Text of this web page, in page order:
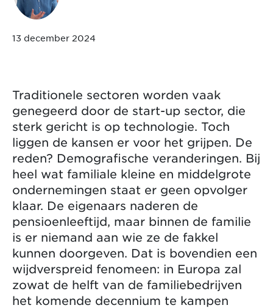
13 december 2024
Traditionele sectoren worden vaak
genegeerd door de start-up sector, die
sterk gericht is op technologie. Toch
liggen de kansen er voor het grijpen. De
reden? Demografische veranderingen. Bij
heel wat familiale kleine en middelgrote
ondernemingen staat er geen opvolger
klaar. De eigenaars naderen de
pensioenleeftijd, maar binnen de familie
is er niemand aan wie ze de fakkel
kunnen doorgeven. Dat is bovendien een
wijdverspreid fenomeen: in Europa zal
zowat de helft van de familiebedrijven
het komende decennium te kampen